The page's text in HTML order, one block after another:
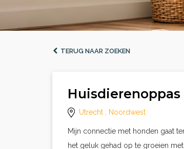
TERUG NAAR ZOEKEN
Utrecht , Noordwest
Mijn connectie met honden gaat
het geluk gehad op te groeien